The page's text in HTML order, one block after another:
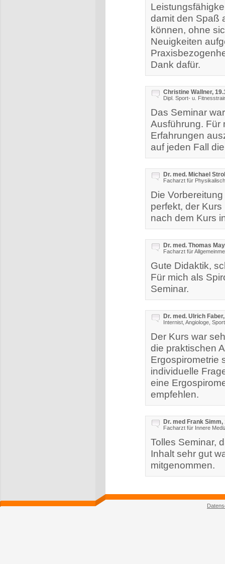
damit den Spaß
können, ohne
Neuigkeiten
Dank dafür.
Christine Wallner,
Dipl. Sport- u.
Das Seminar
Ausführung. Für
Erfahrungen
auf jeden Fall
Dr. med. Michael
Facharzt für
Die
perfekt, der
nach dem Kurs
Dr. med. Thomas
Facharzt für
Gute Didaktik,
Für mich als
Seminar.
Dr. med. Ulrich
Internist, Angiologe,
Der Kurs war
die praktischen
Ergospirometrie
individuelle
eine
empfehlen.
Dr. med Frank Simm,
Facharzt für Innere
Tolles Seminar,
Inhalt sehr gut
mitgenommen.